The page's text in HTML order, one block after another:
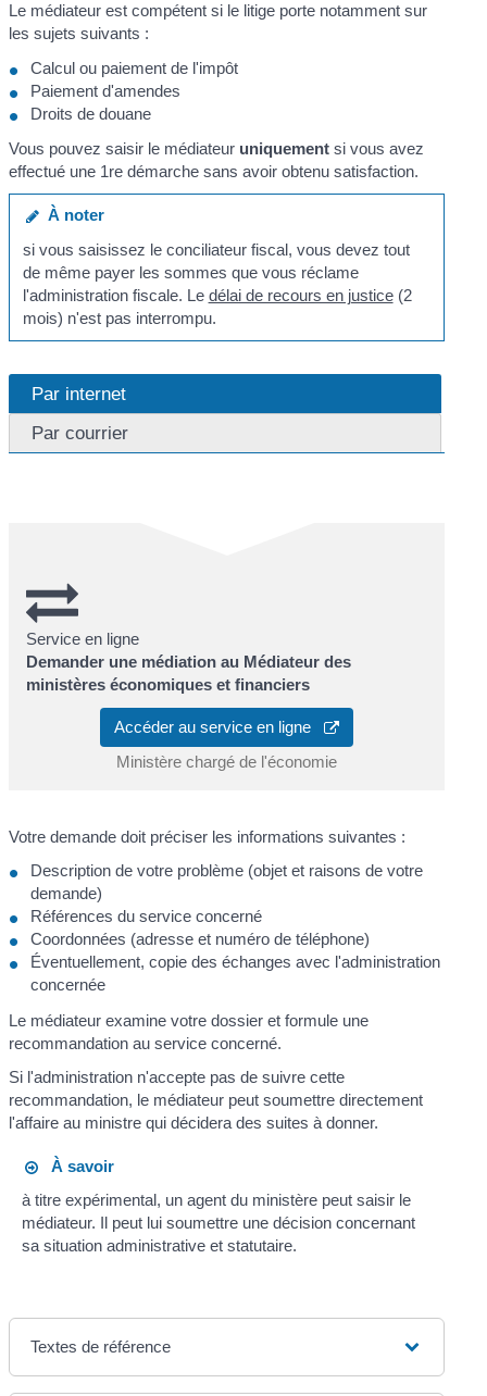
Le médiateur est compétent si le litige porte notamment sur
les sujets suivants :
Calcul ou paiement de l'impôt
Paiement d'amendes
Droits de douane
Vous pouvez saisir le médiateur uniquement si vous avez
effectué une 1re démarche sans avoir obtenu satisfaction.
À noter
si vous saisissez le conciliateur fiscal, vous devez tout
de même payer les sommes que vous réclame
l'administration fiscale. Le délai de recours en justice(2
mois) n'est pas interrompu.
Par internet
Par courrier
Service en ligne
Demander une médiation au Médiateur des
ministères économiques et financiers
Accéder au service en ligne
Ministère chargé de l'économie
Votre demande doit préciser les informations suivantes :
Description de votre problème (objet et raisons de votre
demande)
Références du service concerné
Coordonnées (adresse et numéro de téléphone)
Éventuellement, copie des échanges avec l'administration
concernée
Le médiateur examine votre dossier et formule une
recommandation au service concerné.
Si l'administration n'accepte pas de suivre cette
recommandation, le médiateur peut soumettre directement
l'affaire au ministre qui décidera des suites à donner.
À savoir
à titre expérimental, un agent du ministère peut saisir le
médiateur. Il peut lui soumettre une décision concernant
sa situation administrative et statutaire.
Textes de référence